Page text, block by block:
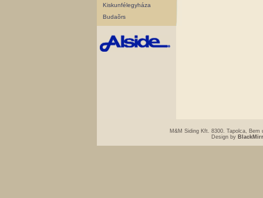
Kiskunfélegyháza
Budaõrs
M&M Siding Kft. 8300. Tapolca,
Design by